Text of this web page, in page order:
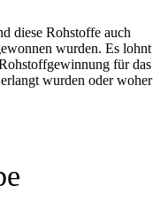
diese Rohstoffe auch
wurden. Es lohnt
für das
wurden oder woher